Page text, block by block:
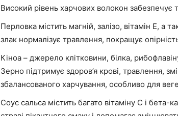
Високий рівень харчових волокон забезпечує
Перловка містить магній, залізо, вітамін Е, а
злак нормалізує травлення, покращує
Кіноа – джерело клітковини, білка,
Зерно підтримує здоров’я крові, травлення,
збалансованого харчування, особливо для
Соус сальса містить багато вітаміну С і